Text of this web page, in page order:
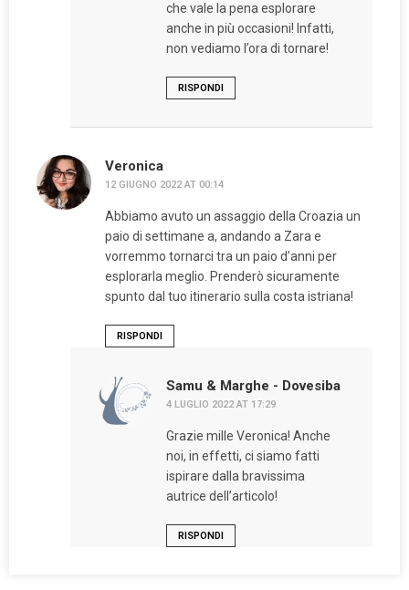
che vale la pena esplorare
anche in più occasioni! Infatti,
non vediamo l’ora di tornare!
RISPONDI
Veronica
12 GIUGNO 2022 AT 00:14
Abbiamo avuto un assaggio della Croazia un
paio di settimane a, andando a Zara e
vorremmo tornarci tra un paio d’anni per
esplorarla meglio. Prenderò sicuramente
spunto dal tuo itinerario sulla costa istriana!
RISPONDI
Samu & Marghe - Dovesiba
4 LUGLIO 2022 AT 17:29
Grazie mille Veronica! Anche
noi, in effetti, ci siamo fatti
ispirare dalla bravissima
autrice dell’articolo!
RISPONDI